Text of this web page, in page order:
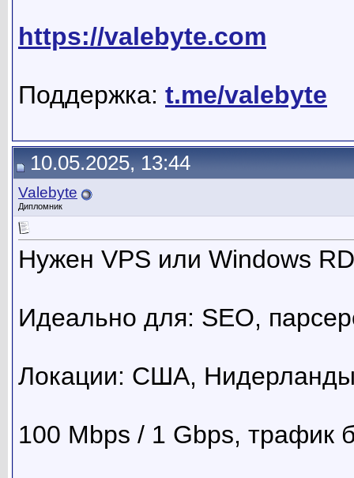
https://valebyte.com
Поддержка: t.me/valebyte
10.05.2025, 13:44
Valebyte
Дипломник
Нужен VPS или Windows
Идеально для: SEO,
Локации: США,
100 Mbps / 1 Gbps, трафик